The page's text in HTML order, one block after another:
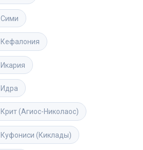
Сими
Кефалония
Икария
Идра
Крит (Агиос-Николаос)
Куфониси (Киклады)